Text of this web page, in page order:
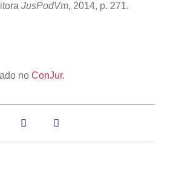
JusPodVm, 2014, p. 271.
no ConJur.